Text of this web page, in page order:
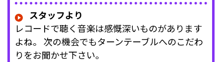
スタッフより
レコードで聴く音楽は感慨深いものがあります
よね。 次の機会でもターンテーブルへのこだわ
りをお聞かせ下さい。